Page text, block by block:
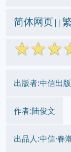
简体网页||
☆☆☆
出版者:中信出
作者:陆俊文
出品人:中信·春